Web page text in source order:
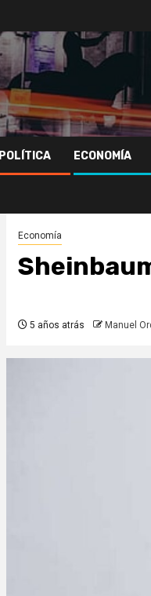
POLÍTICA ECONOMÍA
Economía
5 años atrás Manuel